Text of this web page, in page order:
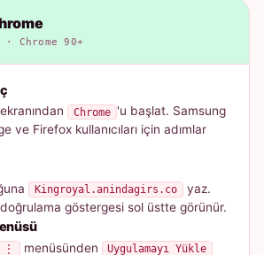
Chrome 90+
Chrome 'u başlat. Samsung
ve Firefox kullanıcıları için adımlar
Kingroyal.anindagirs.co
yaz.
doğrulama göstergesi sol üstte görünür.
⋮ menüsünden Uygulamayı Yükle